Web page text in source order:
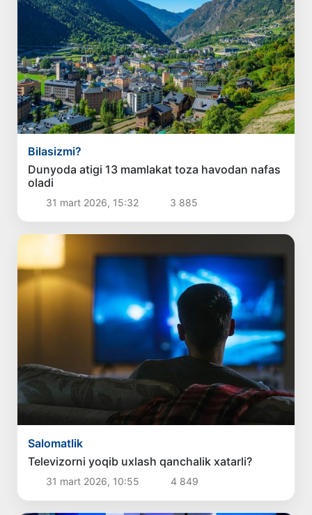
Bilasizmi?
Dunyoda atigi 13 mamlakat toza havodan nafas
oladi
31 mart 2026, 15:32 3 885
Salomatlik
Televizorni yoqib uxlash qanchalik xatarli?
31 mart 2026, 10:55 4 849